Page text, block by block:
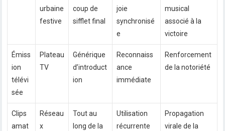
urbaine
festive
coup de
sifflet final
joie
synchronisé
e
musical
associé à la
victoire
Émiss
ion
télévi
sée
Plateau
TV
Générique
d’introduct
ion
Reconnaiss
ance
immédiate
Renforcement
de la notoriété
Clips
amat
Réseau
x
Tout au
long de la
Utilisation
récurrente
Propagation
virale de la